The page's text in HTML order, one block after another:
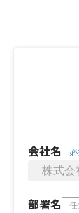
会社名
部署名